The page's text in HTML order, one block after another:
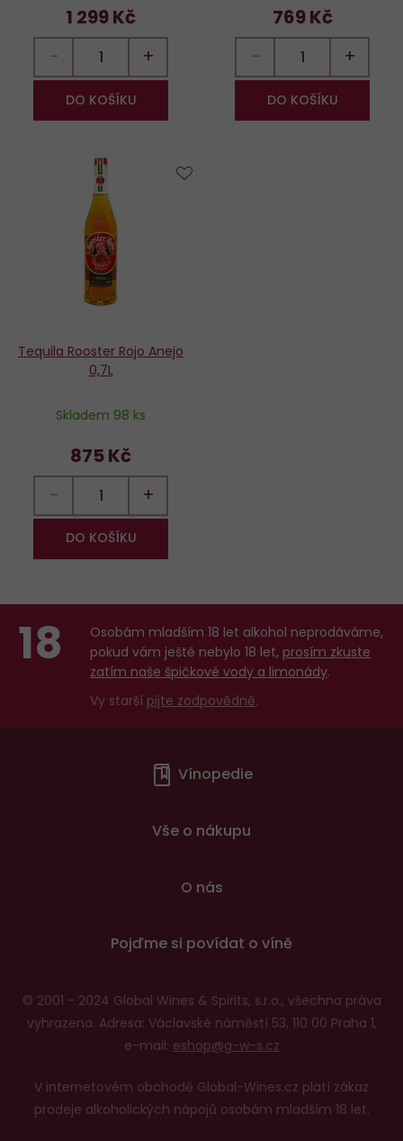
1 299 Kč
− +
DO KOŠÍKU
769 Kč
− +
DO KOŠÍKU
Tequila Rooster Rojo Anejo
0,7L
Skladem 98 ks
875 Kč
− +
DO KOŠÍKU
18
Osobám mladším 18 let alkohol neprodáváme,
pokud vám ještě nebylo 18 let, prosím zkuste
zatím naše špičkové vody a limonády.
Vy starší pijte zodpovědně.
Vínopedie
Vše o nákupu
O nás
Pojďme si povídat o víně
© 2001 - 2024 Global Wines & Spirits, s.r.o., všechna práva
vyhrazena. Adresa: Václavské náměstí 53, 110 00 Praha 1,
e-mail: eshop@g-w-s.cz
V internetovém obchodě Global-Wines.cz platí zákaz
prodeje alkoholických nápojů osobám mladším 18 let.